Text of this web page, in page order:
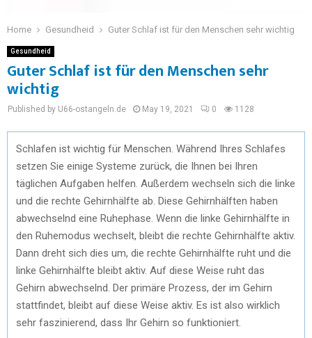
Home Gesundheid Guter Schlaf ist für den Menschen sehr wichtig
Gesundheid
Guter Schlaf ist für den Menschen sehr
wichtig
Published by U66-ostangeln.de May 19, 2021 0 1128
Schlafen ist wichtig für Menschen. Während Ihres Schlafes
setzen Sie einige Systeme zurück, die Ihnen bei Ihren
täglichen Aufgaben helfen. Außerdem wechseln sich die linke
und die rechte Gehirnhälfte ab. Diese Gehirnhälften haben
abwechselnd eine Ruhephase. Wenn die linke Gehirnhälfte in
den Ruhemodus wechselt, bleibt die rechte Gehirnhälfte aktiv.
Dann dreht sich dies um, die rechte Gehirnhälfte ruht und die
linke Gehirnhälfte bleibt aktiv. Auf diese Weise ruht das
Gehirn abwechselnd. Der primäre Prozess, der im Gehirn
stattfindet, bleibt auf diese Weise aktiv. Es ist also wirklich
sehr faszinierend, dass Ihr Gehirn so funktioniert.